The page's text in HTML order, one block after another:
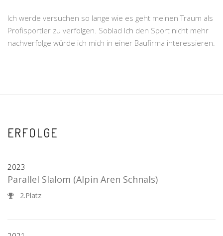
Ich werde versuchen so lange wie es geht meinen Traum als
Profisportler zu verfolgen. Soblad Ich den Sport nicht mehr
nachverfolge würde ich mich in einer Baufirma interessieren.
ERFOLGE
2023
Parallel Slalom (Alpin Aren Schnals)
2.Platz